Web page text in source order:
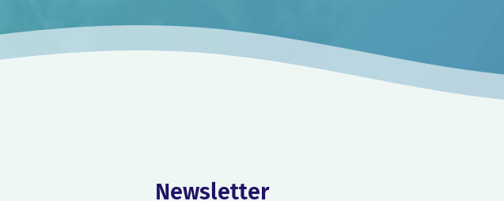
Newsletter